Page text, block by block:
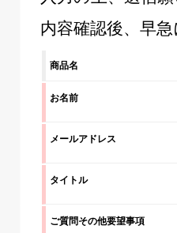
内容確認後、早
商品名
お名前
メールアドレス
タイトル
ご質問その他要望事項